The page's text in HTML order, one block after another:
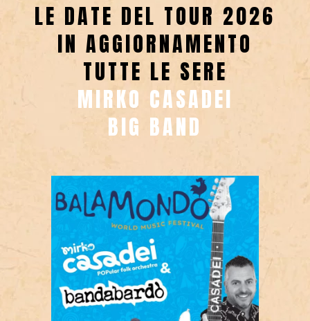
LE DATE DEL TOUR 2026
IN AGGIORNAMENTO
TUTTE LE SERE
MIRKO CASADEI
BIG BAND